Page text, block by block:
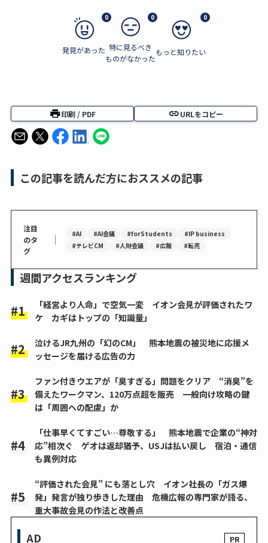
0
発見があった
0
特に見るべき
ものがなかった
0
もっと知りたい
印刷 / PDF URLをコピー
この記事を読んだ方におススメの記事
注目
のタ
グ
｜ #AI #AI会議 #forStudents
#IP business
#テレビCM
#人財会議 #広報 #転売
週間アクセスランキング
「経営より人命」で空気一変 イオン会見が評価されたワ
ケ カギはトップの「知識量」
泣けるJR九州の「幻のCM」 熊本地震の被災地に応援メ
ッセージを届ける広告の力
ファン付きウエアが「臭すぎる」問題をクリア “消臭”を
備えたワークマン、120万点超を販売 一般向け攻略の鍵
は「周囲への配慮」か
「仕事早くてすごい…尊敬する」 熊本地震で企業の“神対
応”相次ぐ ゲオは返却猶予、USJは払い戻し 宿泊・通信
も異例対応
“評価された会見” にも落とし穴 イオン社長の「ガス爆
発」発言が独り歩きした理由 危機広報の専門家が語る、
重大事故会見の作法と改善点
AD